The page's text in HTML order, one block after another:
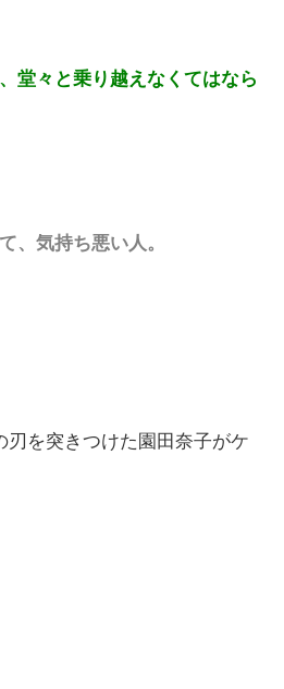
堂々と乗り越えなくてはなら
、気持ち悪い人。
刃を突きつけた園田奈子がケ